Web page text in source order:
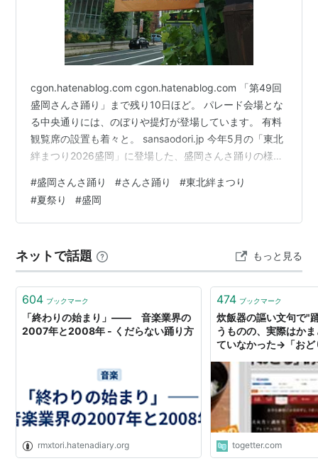
cgon.hatenablog.com cgon.hatenablog.com 「第49回
盛岡さんさ踊り」まで残り10日ほど。 パレード会場とな
る中央通りには、のぼりや提灯が登場しています。 有料
観覧席の設置も着々と。 sansaodori.jp 今年5月の「東北
絆まつり2026盛岡」に登場した、盛岡さんさ踊りの様子
cgon.hatenablog.com
#盛岡さんさ踊り #さんさ踊り #東北絆まつり
#夏祭り #盛岡
ネットで話題 もっと見る
604 ブックマーク
「終わりの始まり」―― 音楽業界の
2007年と2008年 - くだらない踊り方
rmxtori.hatenadiary.org
474 ブックマーク
炊飯器の謳い文句で"
うものの、実際はか
ていなかった→「おど
togetter.com